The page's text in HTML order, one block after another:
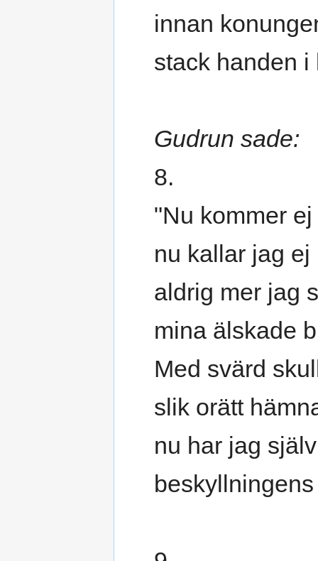
innan
stack handen i
Gudrun sade:
8.
"Nu kommer
nu kallar jag ej
aldrig mer jag
mina älskade
Med svärd
slik orätt
nu har jag